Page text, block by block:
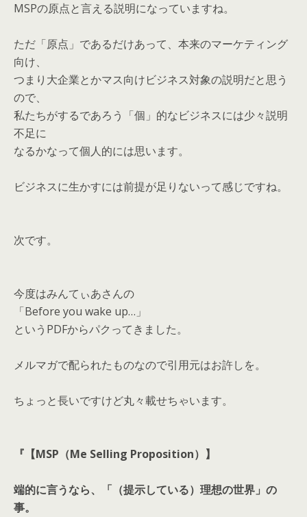
MSPの原点と言える説明になっていますね。
ただ「原点」であるだけあって、本来のマーケティング
向け、
つまり大企業とかマス向けビジネス対象の説明だと思う
ので、
私たちがするであろう「個」的なビジネスには少々説明
不足に
なるかなって個人的には思います。
ビジネスに生かすには前提が足りないって感じですね。
次です。
今度はみんてぃあさんの
「Before you wake up…」
というPDFからパクってきました。
メルマガで配られたものなので引用元はお許しを。
ちょっと長いですけど丸々載せちゃいます。
『【MSP（Me Selling Proposition）】
端的に言うなら、「（提示している）理想の世界」の
事。